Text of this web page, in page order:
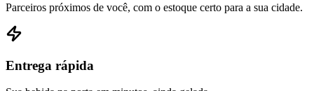
Parceiros próximos de você, com o estoque certo para a sua cidade.
Entrega rápida